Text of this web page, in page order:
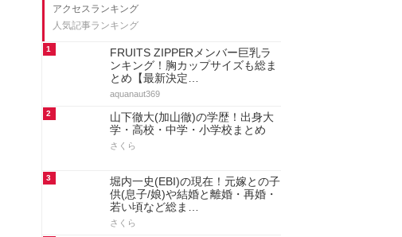
アクセスランキング
人気記事ランキング
1
FRUITS ZIPPERメンバー巨乳ラ
ンキング！胸カップサイズも総ま
とめ【最新決定…
aquanaut369
2
山下徹大(加山徹)の学歴！出身大
学・高校・中学・小学校まとめ
さくら
3
堀内一史(EBI)の現在！元嫁との子
供(息子/娘)や結婚と離婚・再婚・
若い頃など総ま…
さくら